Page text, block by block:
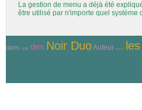
La gestion de menu a déjà été
être utilisé par n'importe quel système
dans une des Noir DuoAuteur Ecrivain les